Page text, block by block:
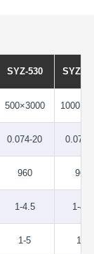
SYZ-530 SYZ-
500×3000
0.074-20 0.074-
960 960
1-4.5 1-4.5
1-5 1-5